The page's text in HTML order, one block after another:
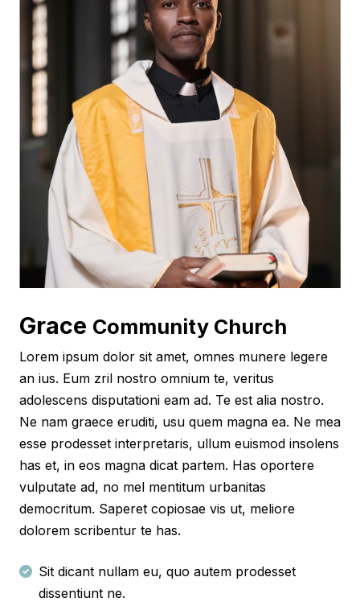
Grace Community Church
Lorem ipsum dolor sit amet, omnes munere legere
an ius. Eum zril nostro omnium te, veritus
adolescens disputationi eam ad. Te est alia nostro.
Ne nam graece eruditi, usu quem magna ea. Ne mea
esse prodesset interpretaris, ullum euismod insolens
has et, in eos magna dicat partem. Has oportere
vulputate ad, no mel mentitum urbanitas
democritum. Saperet copiosae vis ut, meliore
dolorem scribentur te has.
Sit dicant nullam eu, quo autem prodesset
dissentiunt ne.